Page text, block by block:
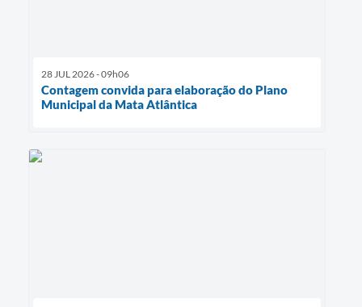
28 JUL 2026 - 09h06
Contagem convida para elaboração do Plano
Municipal da Mata Atlântica